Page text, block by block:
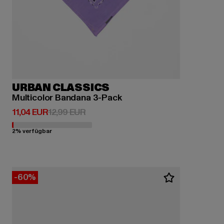
URBAN CLASSICS
Multicolor Bandana 3-Pack
11,04 EUR
Derzeitiger Preis: 11,04 EUR
12,99 EURAktionspreis: 12,99 EUR
2% verfügbar
-60%